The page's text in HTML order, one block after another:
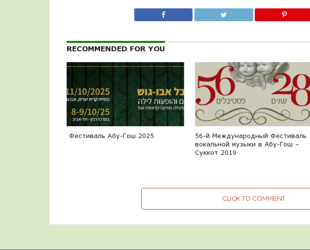
RECOMMENDED FOR YOU
Фестиваль Абу-Гош 2025
56-й Международный Фестиваль
вокальной музыки в Абу-Гош –
Суккот 2019
CLICK TO COMMENT